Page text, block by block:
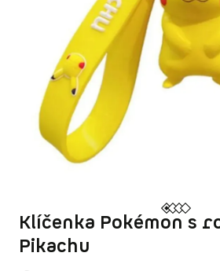
Klíčenka Pokémon s
Pikachu